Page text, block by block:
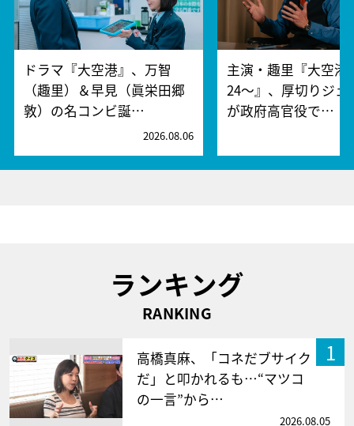
ドラマ『大空港』、万智
（趣里）＆早見（眞栄田郷
敦）の名コンビ誕…
2026.08.06
主演・趣里『大空港
24～』、厚切りジェ
が政府高官役で…
ランキング
RANKING
1
高橋真麻、「コネだブサイク
だ」と叩かれるも…“マツコ
の一言”から…
2026.08.05